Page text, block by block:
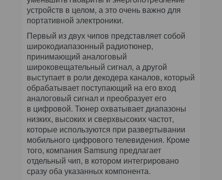
устройств в целом, а это очень важно для
портативной электроники.
Первый из двух чипов представляет собой
широкодиапазонный радиотюнер,
принимающий аналоговый
широковещательный сигнал, а другой
выступает в роли декодера каналов, который
обрабатывает поступающий на его вход
аналоговый сигнал и преобразует его
в цифровой. Тюнер охватывает диапазоны
низких, высоких и сверхвысоких частот,
которые используются при развертывании
мобильного цифрового телевидения. Кроме
того, компания Samsung предлагает
отдельный чип, в котором интегрировано
сразу оба указанных компонента.